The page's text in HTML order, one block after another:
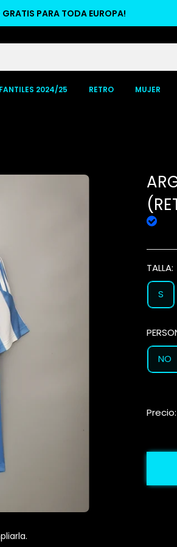
GRATIS PARA TODA EUROPA!
2024/25 RETRO MUJER
TALLA:
S
NO
Precio: